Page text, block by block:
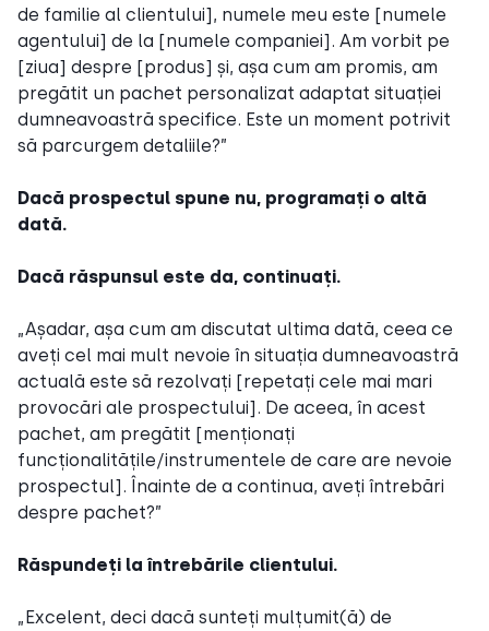
de familie al clientului], numele meu este [numele
agentului] de la [numele companiei]. Am vorbit pe
[ziua] despre [produs] și, așa cum am promis, am
pregătit un pachet personalizat adaptat situației
dumneavoastră specifice. Este un moment potrivit
să parcurgem detaliile?”
Dacă prospectul spune nu, programați o altă
dată.
Dacă răspunsul este da, continuați.
„Așadar, așa cum am discutat ultima dată, ceea ce
aveți cel mai mult nevoie în situația dumneavoastră
actuală este să rezolvați [repetați cele mai mari
provocări ale prospectului]. De aceea, în acest
pachet, am pregătit [menționați
funcționalitățile/instrumentele de care are nevoie
prospectul]. Înainte de a continua, aveți întrebări
despre pachet?”
Răspundeți la întrebările clientului.
„Excelent, deci dacă sunteți mulțumit(ă) de